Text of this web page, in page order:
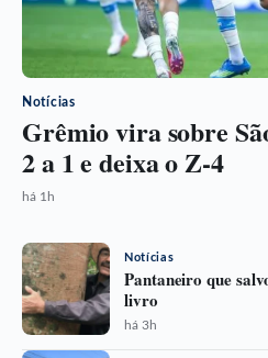
Notícias
Grêmio vira sobre
2 a 1 e deixa o Z-4
há 1h
Notícias
Pantaneiro que
livro
há 3h